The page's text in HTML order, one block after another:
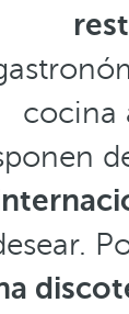
cocina